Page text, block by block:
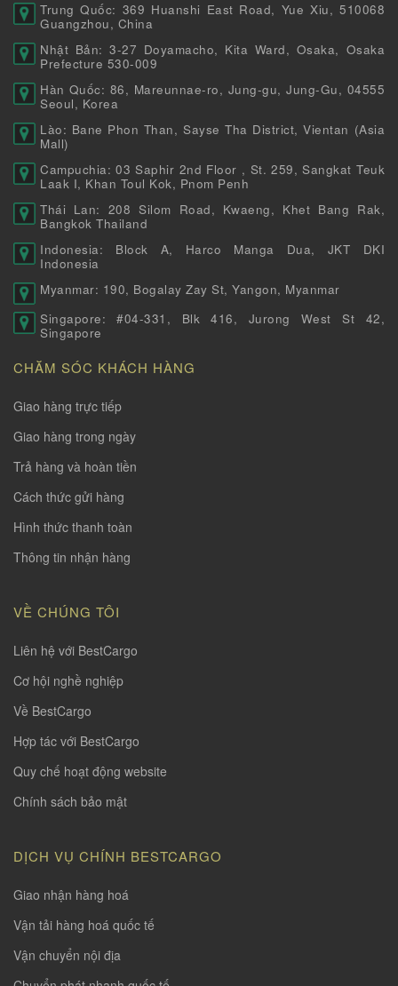
Trung Quốc: 369 Huanshi East Road, Yue Xiu, 510068
Guangzhou, China
Nhật Bản: 3-27 Doyamacho, Kita Ward, Osaka, Osaka
Prefecture 530-009
Hàn Quốc: 86, Mareunnae-ro, Jung-gu, Jung-Gu, 04555
Seoul, Korea
Lào: Bane Phon Than, Sayse Tha District, Vientan (Asia
Mall)
Campuchia: 03 Saphir 2nd Floor , St. 259, Sangkat Teuk
Laak I, Khan Toul Kok, Pnom Penh
Thái Lan: 208 Silom Road, Kwaeng, Khet Bang Rak,
Bangkok Thailand
Indonesia: Block A, Harco Manga Dua, JKT DKI
Indonesia
Myanmar: 190, Bogalay Zay St, Yangon, Myanmar
Singapore: #04-331, Blk 416, Jurong West St 42,
Singapore
CHĂM SÓC KHÁCH HÀNG
Giao hàng trực tiếp
Giao hàng trong ngày
Trả hàng và hoàn tiền
Cách thức gửi hàng
Hình thức thanh toàn
Thông tin nhận hàng
VỀ CHÚNG TÔI
Liên hệ với BestCargo
Cơ hội nghề nghiệp
Về BestCargo
Hợp tác với BestCargo
Quy chế hoạt động website
Chính sách bảo mật
DỊCH VỤ CHÍNH BESTCARGO
Giao nhận hàng hoá
Vận tải hàng hoá quốc tế
Vận chuyển nội địa